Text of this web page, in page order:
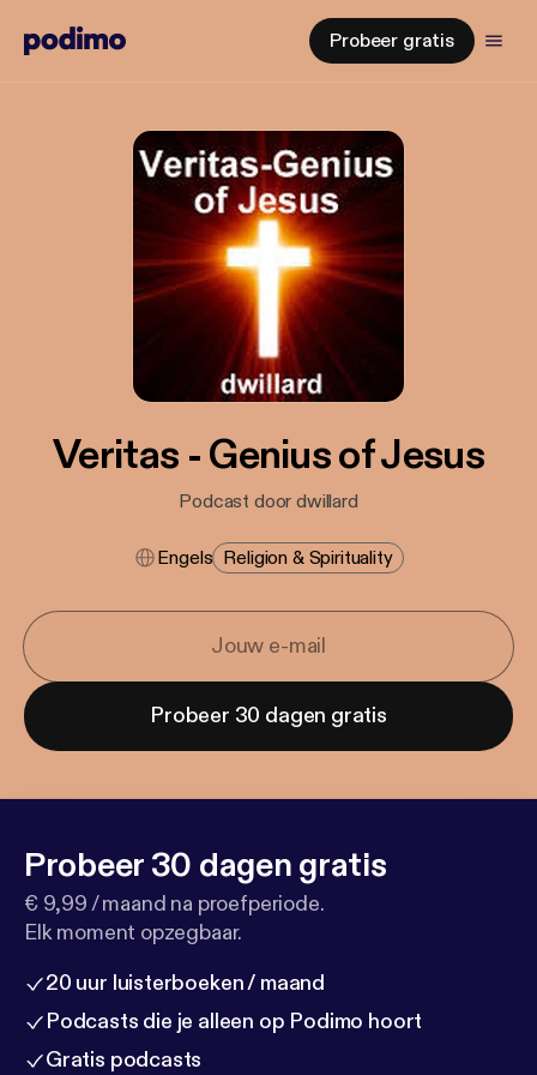
Probeer gratis
Veritas - Genius of Jesus
Podcast door dwillard
Engels Religion & Spirituality
Probeer 30 dagen gratis
Probeer 30 dagen gratis
€ 9,99 / maand na proefperiode.
Elk moment opzegbaar.
20 uur luisterboeken / maand
Podcasts die je alleen op Podimo hoort
Gratis podcasts